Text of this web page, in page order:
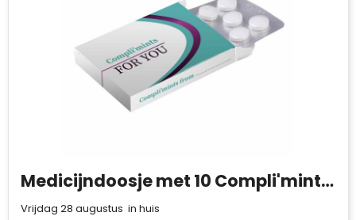
Medicijndoosje met 10 Compli'mints blister
Vrijdag 28 augustus in huis